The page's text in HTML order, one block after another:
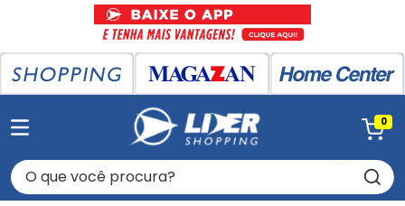
0
O que você procura?